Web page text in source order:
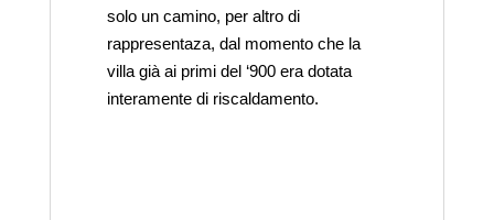
solo un camino, per altro di
rappresentaza, dal momento che la
villa già ai primi del ‘900 era dotata
interamente di riscaldamento.